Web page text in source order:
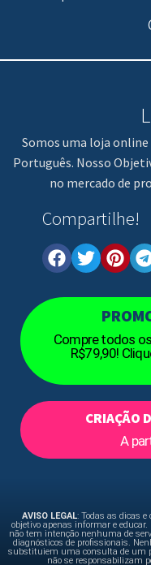
Somos uma loja
Português. Nosso
no mercado de
Compartilhe!
Compre todos
R$79,90!
CRIAÇÃO
A
AVISO LEGAL: Todas as dicas
objetivo apenas informar e
não tem intenção nenhuma de
diagnósticos de profissionais.
substituiem uma consulta de um
não se responsabilizam